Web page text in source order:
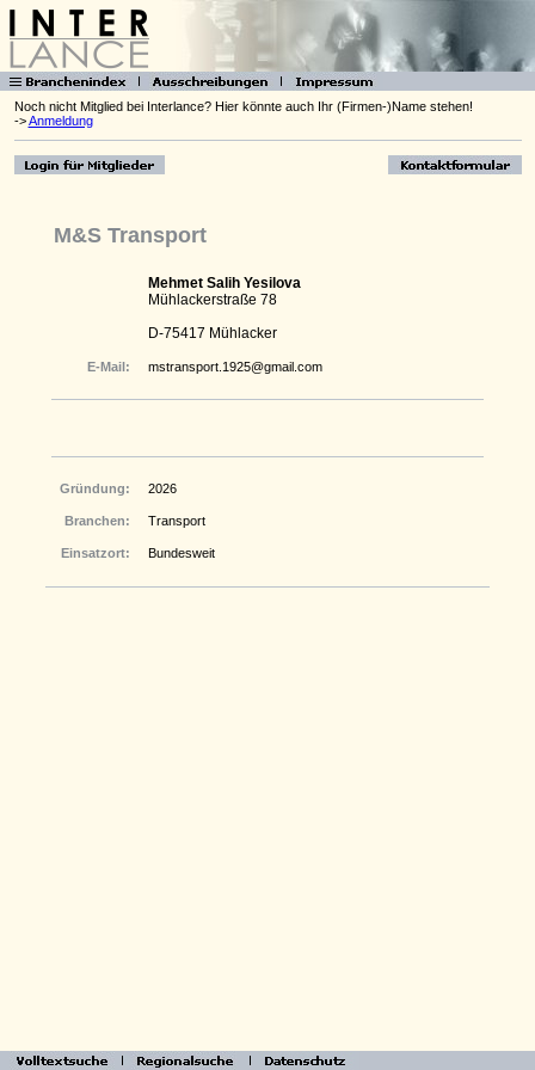
Noch nicht Mitglied bei Interlance? Hier könnte auch Ihr (Firmen-)Name stehen!
->Anmeldung
M&S Transport
Mehmet Salih Yesilova
Mühlackerstraße 78
D-75417 Mühlacker
E-Mail: mstransport.1925@gmail.com
Gründung: 2026
Branchen: Transport
Einsatzort: Bundesweit